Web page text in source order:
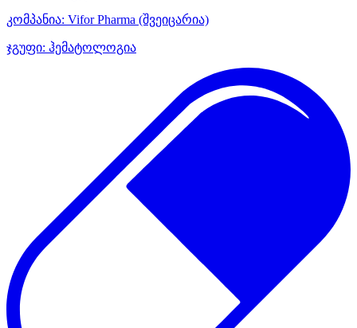
კომპანია: Vifor Pharma (შვეიცარია)
ჯგუფი: ჰემატოლოგია